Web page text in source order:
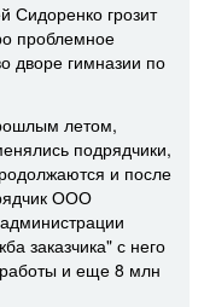
Сидоренко грозит
проблемное
дворе гимназии по
летом,
подрядчики,
и после
ООО
заказчика" с него
и еще 8 млн